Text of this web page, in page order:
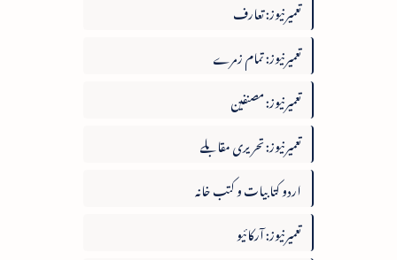
تعمیرنیوز: تعارف
تعمیرنیوز: تمام زمرے
تعمیرنیوز: مصنفین
تعمیرنیوز: تحریری مقابلے
اردو کتابیات و کتب خانہ
تعمیرنیوز: آرکائیو